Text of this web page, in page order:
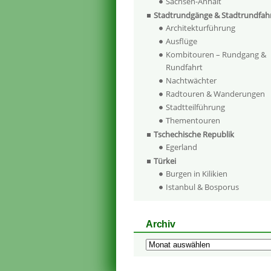
Stadtrundgänge &
Architekturführung
Ausflüge
Kombitouren – Rundgang &
Rundfahrt
Nachtwächter
Radtouren & Wanderungen
Stadtteilführung
Thementouren
Tschechische Republik
Egerland
Türkei
Burgen in Kilikien
Istanbul & Bosporus
Archiv
Archiv